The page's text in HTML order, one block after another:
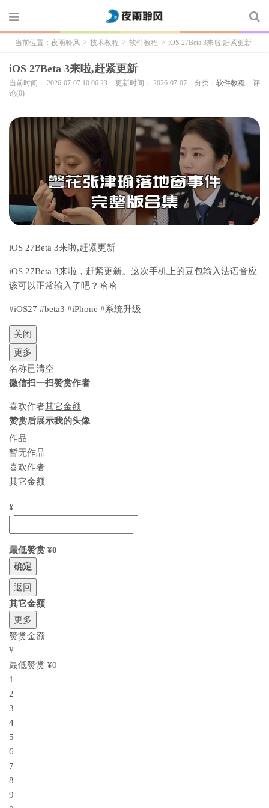
当前位置： 夜雨聆风 > 技术教程 > 软件教程 > iOS 27Beta 3来啦,赶紧更新
iOS 27Beta 3来啦,赶紧更新
当前时间： 2026-07-07 10:06:23 更新时间： 2026-07-07 分类： 软件教程
评
论(0)
iOS 27Beta 3来啦,赶紧更新
iOS 27Beta 3来啦，赶紧更新。这次手机上的豆包输入法语音应
该可以正常输入了吧？哈哈
#iOS27 #beta3 #iPhone #系统升级
关闭
更多
名称已清空
微信扫一扫赞赏作者
喜欢作者其它金额
赞赏后展示我的头像
作品
暂无作品
喜欢作者
其它金额
¥
最低赞赏 ¥0
确定
返回
其它金额
更多
赞赏金额
¥
最低赞赏 ¥0
1
2
3
4
5
6
7
8
9